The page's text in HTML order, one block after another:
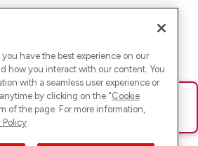
gelaufen. Bitte lade die Seite neu oder
have the best experience on our
how you interact with our content. You
with a seamless user experience or
by clicking on the "Cookie
of the page. For more information,
Policy